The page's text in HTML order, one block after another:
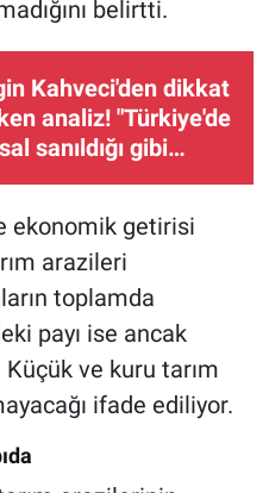
belirtti.
Kahveci'den dikkat
analiz! "Türkiye'de
sanıldığı gibi
ekonomik getirisi
arazileri
toplamda
payı ise ancak
ve kuru tarım
ifade ediliyor.